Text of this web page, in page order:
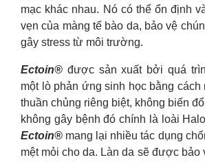
mạc khác nhau. Nó có thể ổn định
vẹn của màng tế bào da, bảo vệ
gây stress từ môi trường.
Ectoin® được sản xuất bởi quá
một lò phản ứng sinh học bằng cách
thuần chủng riêng biệt, không biến
không gây bệnh đó chính là loài
Ectoin® mang lại nhiều tác dụng
mệt mỏi cho da. Làn da sẽ được bảo